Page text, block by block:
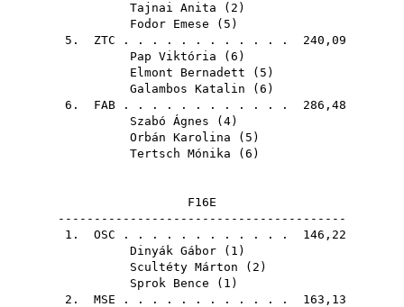
Tajnai Anita ( 2 )
Fodor Emese ( 5 )
5. ZTC . . . . . . . . . . . . 240,09
Pap Viktória ( 6 )
Elmont Bernadett ( 5 )
Galambos Katalin ( 6 )
6. FAB . . . . . . . . . . . . 286,48
Szabó Ágnes ( 4)
Orbán Karolina ( 5 )
Tertsch Mónika ( 6 )
F16E
----------------------------------------
1. OSC . . . . . . . . . . . . 146,22
Dinyák Gábor ( 1 )
Scultéty Márton ( 2 )
Sprok Bence ( 1 )
2. MSE . . . . . . . . . . . . 163,13